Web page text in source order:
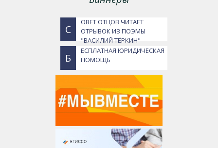
С
ОВЕТ ОТЦОВ ЧИТАЕТ
ОТРЫВОК ИЗ ПОЭМЫ
"ВАСИЛИЙ ТЁРКИН"
Б
ЕСПЛАТНАЯ ЮРИДИЧЕСКАЯ
ПОМОЩЬ